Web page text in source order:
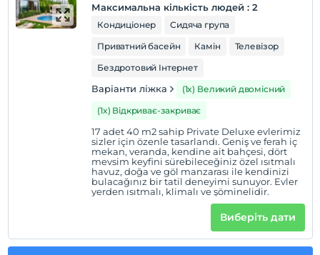
Максимальна кількість людей : 2
Кондиціонер
Сидяча група
Приватний басейн
Камін
Телевізор
Бездротовий Інтернет
Варіанти ліжка
(1x) Великий двомісний
(1x) Відкриває-закриває
17 adet 40 m2 sahip Private Deluxe evlerimiz
sizler için özenle tasarlandı. Geniş ve ferah iç
mekan, veranda, kendine ait bahçesi, dört
mevsim keyfini sürebileceğiniz özel ısıtmalı
havuz, doğa ve göl manzarası ile kendinizi
bulacağınız bir tatil deneyimi sunuyor. Evler
yerden ısıtmalı, klimalı ve şöminelidir.
Виберіть дати